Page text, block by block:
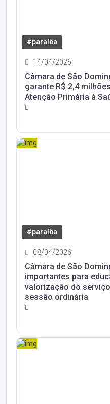
#paraíba
14/04/2026
Câmara de São
garante R$ 2,4
Atenção Primária à
#paraíba
08/04/2026
Câmara de São
importantes para
valorização do
sessão ordinária